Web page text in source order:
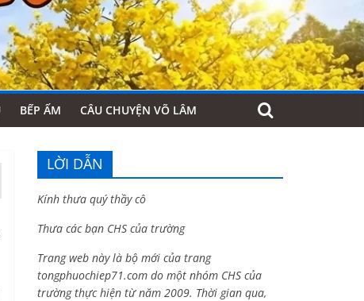
BẾP ẤM CÂU CHUYỆN VÕ LÂM
LỜI DẪN
Kính thưa quý thầy cô
Thưa các bạn CHS của trường
Trang web này là bộ mới của trang
tongphuochiep71.com do một nhóm CHS của
trường thực hiện từ năm 2009. Thời gian qua,